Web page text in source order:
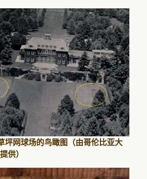
坪网球场的鸟瞰图（由哥伦比亚大
供）